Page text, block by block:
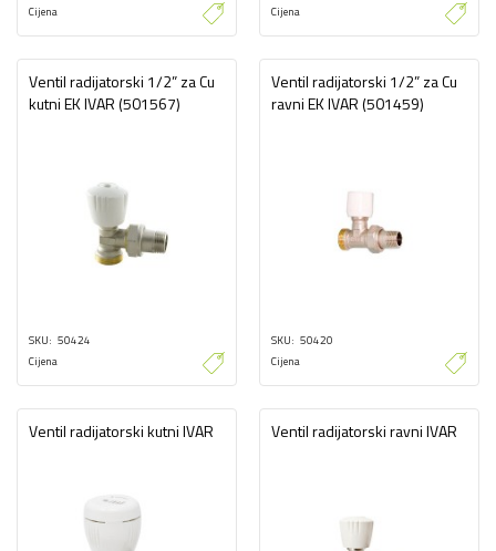
Cijena
Cijena
Ventil radijatorski 1/2” za Cu
kutni EK IVAR (501567)
SKU 50424
Cijena
Ventil radijatorski 1/2” za Cu
ravni EK IVAR (501459)
SKU 50420
Cijena
Ventil radijatorski kutni IVAR Ventil radijatorski ravni IVAR